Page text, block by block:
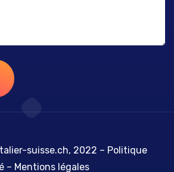
suisse.ch, 2022 – Politique
– Mentions légales